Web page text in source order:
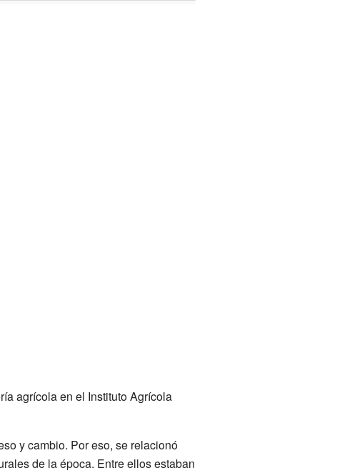
agrícola en el Instituto Agrícola
y cambio. Por eso, se relacionó
de la época. Entre ellos estaban